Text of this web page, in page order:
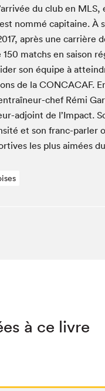
du club en MLS,
nom­mé cap­i­taine. À
, après une car­rière
150 matchs en sai­son
son équipe à
de laCON­CA­CAF.
chef Rémi
adjoint de l’Impact.
et son franc-par­ler
les plus aimées
à ce livre